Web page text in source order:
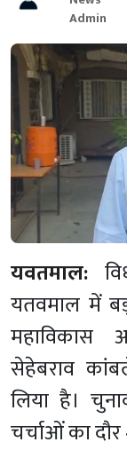
Admin
यवतमाल:
यतवमाल में
महाविकास
सेहेबराव
लिया है।
चर्चाओं का